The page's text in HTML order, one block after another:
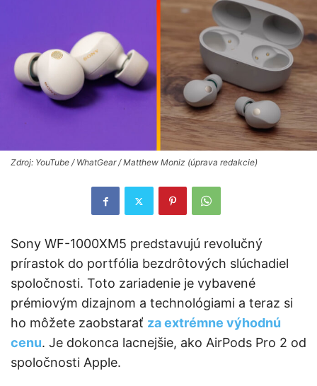
Zdroj: YouTube / WhatGear / Matthew Moniz (úprava redakcie)
Sony WF-1000XM5 predstavujú revolučný
prírastok do portfólia bezdrôtových slúchadiel
spoločnosti. Toto zariadenie je vybavené
prémiovým dizajnom a technológiami a teraz si
ho môžete zaobstarať za extrémne výhodnú
cenu. Je dokonca lacnejšie, ako AirPods Pro 2 od
spoločnosti Apple.